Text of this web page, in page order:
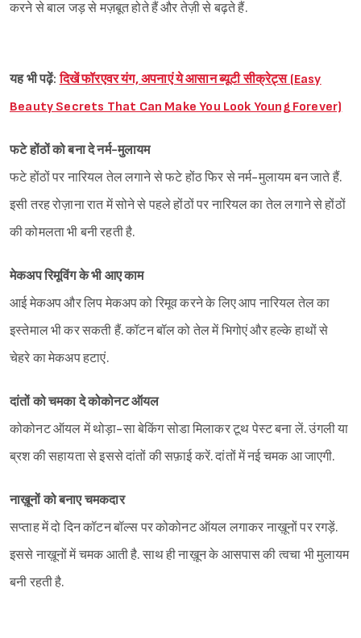
करने से बाल जड़ से मज़बूत होते हैं और तेज़ी से बढ़ते हैं.
यह भी पढ़ें:दिखें फॉरएवर यंग, अपनाएं ये आसान ब्यूटी सीक्रेट्स (Easy
Beauty Secrets That Can Make You Look Young Forever)
फटे होंठों को बना दे नर्म-मुलायम
फटे होंठों पर नारियल तेल लगाने से फटे होंठ फिर से नर्म-मुलायम बन जाते हैं.
इसी तरह रोज़ाना रात में सोने से पहले होंठों पर नारियल का तेल लगाने से होंठों
की कोमलता भी बनी रहती है.
मेकअप रिमूविंग के भी आए काम
आई मेकअप और लिप मेकअप को रिमूव करने के लिए आप नारियल तेल का
इस्तेमाल भी कर सकती हैं. कॉटन बॉल को तेल में भिगोएं और हल्के हाथों से
चेहरे का मेकअप हटाएं.
दांतों को चमका दे कोकोनट ऑयल
कोकोनट ऑयल में थोड़ा-सा बेकिंग सोडा मिलाकर टूथ पेस्ट बना लें. उंगली या
ब्रश की सहायता से इससे दांतों की सफ़ाई करें. दांतों में नई चमक आ जाएगी.
नाख़ूनों को बनाए चमकदार
सप्ताह में दो दिन कॉटन बॉल्स पर कोकोनट ऑयल लगाकर नाख़ूनों पर रगड़ें.
इससे नाख़ूनों में चमक आती है. साथ ही नाख़ून के आसपास की त्वचा भी मुलायम
बनी रहती है.